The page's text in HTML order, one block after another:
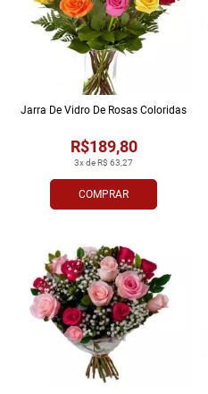
COMPRAR
3x de R$ 63,27
R$189,80
Jarra De Vidro De Rosas Coloridas